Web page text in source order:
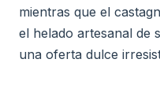
mientras que el
el helado artesanal de
una oferta dulce